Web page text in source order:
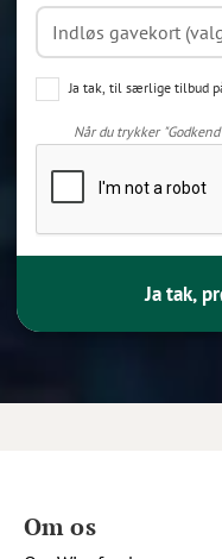
Ja tak, til særlige tilbud
Når du trykker
Ja tak,
Om os